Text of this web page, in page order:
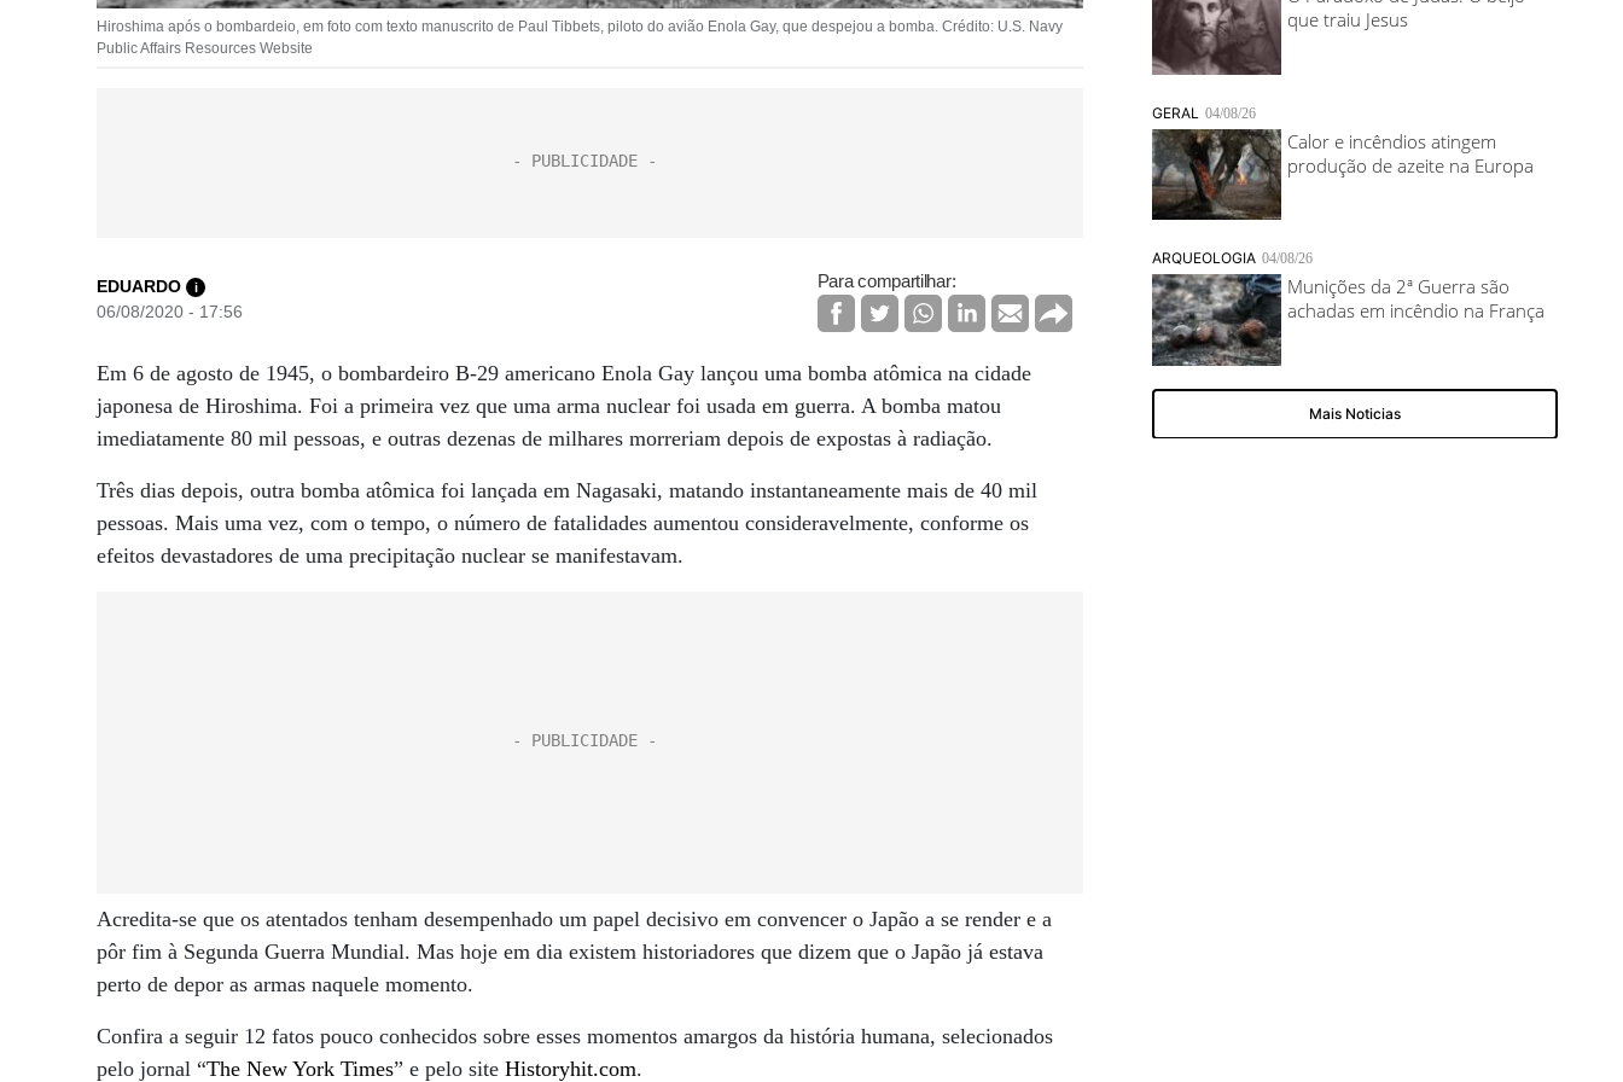
Hiroshima após o bombardeio, em foto com texto manuscrito de Paul Tibbets, piloto do avião Enola Gay, que despejou a bomba. Crédito: U.S. Navy
Public Affairs Resources Website
EDUARDO i
06/08/2020 - 17:56
Para compartilhar:
Em 6 de agosto de 1945, o bombardeiro B-29 americano Enola Gay lançou uma bomba atômica na cidade
japonesa de Hiroshima. Foi a primeira vez que uma arma nuclear foi usada em guerra. A bomba matou
imediatamente 80 mil pessoas, e outras dezenas de milhares morreriam depois de expostas à radiação.
Três dias depois, outra bomba atômica foi lançada em Nagasaki, matando instantaneamente mais de 40 mil
pessoas. Mais uma vez, com o tempo, o número de fatalidades aumentou consideravelmente, conforme os
efeitos devastadores de uma precipitação nuclear se manifestavam.
Acredita-se que os atentados tenham desempenhado um papel decisivo em convencer o Japão a se render e a
pôr fim à Segunda Guerra Mundial. Mas hoje em dia existem historiadores que dizem que o Japão já estava
perto de depor as armas naquele momento.
Confira a seguir 12 fatos pouco conhecidos sobre esses momentos amargos da história humana, selecionados
pelo jornal “The New York Times” e pelo site Historyhit.com.